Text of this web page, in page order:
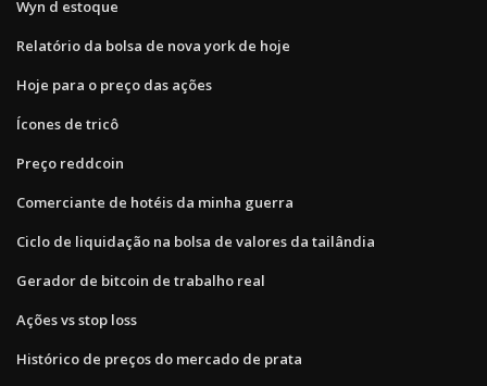
Wyn d estoque
Relatório da bolsa de nova york de hoje
Hoje para o preço das ações
Ícones de tricô
Preço reddcoin
Comerciante de hotéis da minha guerra
Ciclo de liquidação na bolsa de valores da tailândia
Gerador de bitcoin de trabalho real
Ações vs stop loss
Histórico de preços do mercado de prata